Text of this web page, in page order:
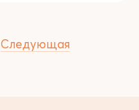
Следующая